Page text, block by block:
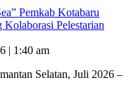
Pemkab Kotabaru
Kolaborasi Pelestarian
| 1:40 am
Selatan, Juli 2026 –